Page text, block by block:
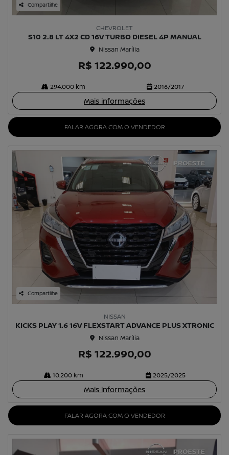
Compartilhe
CHEVROLET
S10 2.8 LT 4X2 CD 16V TURBO DIESEL 4P MANUAL
Nissan Marília
R$ 122.990,00
294.000 km 2016/2017
Mais informações
FALAR AGORA COM O VENDEDOR
Compartilhe
NISSAN
KICKS PLAY 1.6 16V FLEXSTART ADVANCE PLUS XTRONIC
Nissan Marília
R$ 122.990,00
10.200 km 2025/2025
Mais informações
FALAR AGORA COM O VENDEDOR